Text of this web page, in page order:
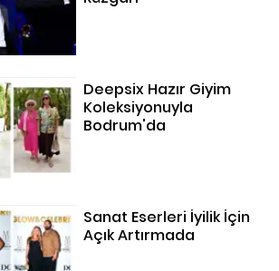
Deepsix Hazır Giyim
Koleksiyonuyla
Bodrum'da
Sanat Eserleri İyilik İçin
Açık Artırmada